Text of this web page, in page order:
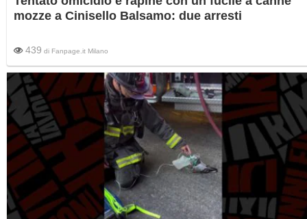
mozze a Cinisello Balsamo: due arresti
439 di Fanpage.it Milano